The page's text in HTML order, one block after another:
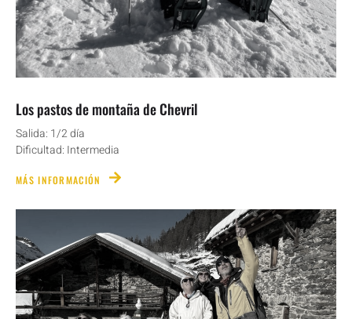
Los pastos de montaña de Chevril
Salida: 1/2 día
Dificultad: Intermedia
MÁS INFORMACIÓN